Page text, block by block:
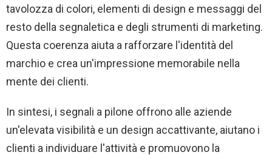
tavolozza di colori, elementi di design e messaggi del
resto della segnaletica e degli strumenti di marketing.
Questa coerenza aiuta a rafforzare l'identità del
marchio e crea un'impressione memorabile nella
mente dei clienti.
In sintesi, i segnali a pilone offrono alle aziende
un'elevata visibilità e un design accattivante, aiutano i
clienti a individuare l'attività e promuovono la